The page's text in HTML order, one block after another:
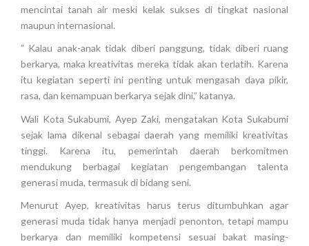
mencintai tanah air meski kelak sukses di tingkat nasional
maupun internasional.
” Kalau anak-anak tidak diberi panggung, tidak diberi ruang
berkarya, maka kreativitas mereka tidak akan terlatih. Karena
itu kegiatan seperti ini penting untuk mengasah daya pikir,
rasa, dan kemampuan berkarya sejak dini,” katanya.
Wali Kota Sukabumi, Ayep Zaki, mengatakan Kota Sukabumi
sejak lama dikenal sebagai daerah yang memiliki kreativitas
tinggi. Karena itu, pemerintah daerah berkomitmen
mendukung berbagai kegiatan pengembangan talenta
generasi muda, termasuk di bidang seni.
Menurut Ayep, kreativitas harus terus ditumbuhkan agar
generasi muda tidak hanya menjadi penonton, tetapi mampu
berkarya dan memiliki kompetensi sesuai bakat masing-